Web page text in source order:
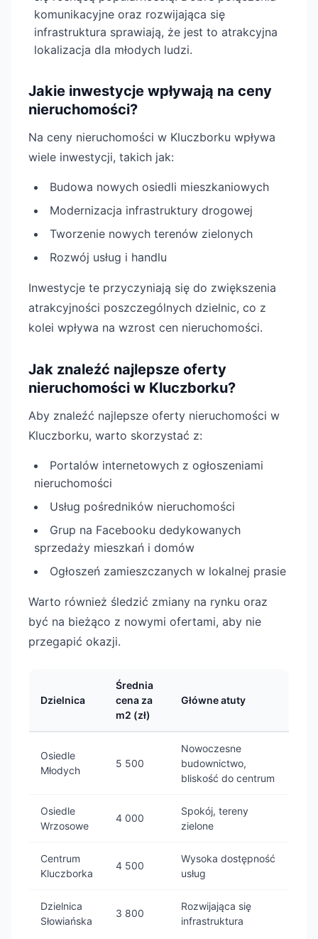
komunikacyjne oraz rozwijająca się
infrastruktura sprawiają, że jest to atrakcyjna
lokalizacja dla młodych ludzi.
Jakie inwestycje wpływają na ceny
nieruchomości?
Na ceny nieruchomości w Kluczborku wpływa
wiele inwestycji, takich jak:
Budowa nowych osiedli mieszkaniowych
Modernizacja infrastruktury drogowej
Tworzenie nowych terenów zielonych
Rozwój usług i handlu
Inwestycje te przyczyniają się do zwiększenia
atrakcyjności poszczególnych dzielnic, co z
kolei wpływa na wzrost cen nieruchomości.
Jak znaleźć najlepsze oferty
nieruchomości w Kluczborku?
Aby znaleźć najlepsze oferty nieruchomości w
Kluczborku, warto skorzystać z:
Portalów internetowych z ogłoszeniami
nieruchomości
Usług pośredników nieruchomości
Grup na Facebooku dedykowanych
sprzedaży mieszkań i domów
Ogłoszeń zamieszczanych w lokalnej prasie
Warto również śledzić zmiany na rynku oraz
być na bieżąco z nowymi ofertami, aby nie
przegapić okazji.
Dzielnica
Średnia
cena za
m2 (zł)
Główne atuty
Osiedle
Młodych
5 500
Nowoczesne
budownictwo,
bliskość do centrum
Osiedle
Wrzosowe
4 000
Spokój, tereny
zielone
Centrum
Kluczborka
4 500
Wysoka dostępność
usług
Dzielnica
Słowiańska
3 800
Rozwijająca się
infrastruktura